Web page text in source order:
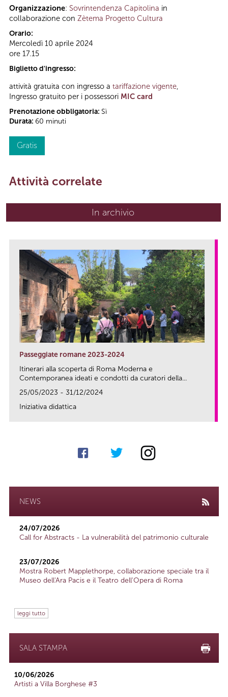
Organizzazione: Sovrintendenza Capitolina in
collaborazione con Zètema Progetto Cultura
Orario:
Mercoledì 10 aprile 2024
ore 17.15
Biglietto d'ingresso:
attività gratuita con ingresso a tariffazione vigente
Ingresso gratuito per i possessori MIC card
Prenotazione obbligatoria: Sì
Durata: 60 minuti
Gratis
Attività correlate
In archivio
Passeggiate romane 2023-2024
Itinerari alla scoperta di Roma Moderna e
Contemporanea ideati e condotti da curatori della...
25/05/2023 - 31/12/2024
Iniziativa didattica
NEWS
24/07/2026
Call for Abstracts - La vulnerabilità del patrimonio culturale
23/07/2026
Mostra Robert Mapplethorpe, collaborazione speciale tra il
Museo dell'Ara Pacis e il Teatro dell'Opera di Roma
leggi tutto
SALA STAMPA
10/06/2026
Artisti a Villa Borghese #3